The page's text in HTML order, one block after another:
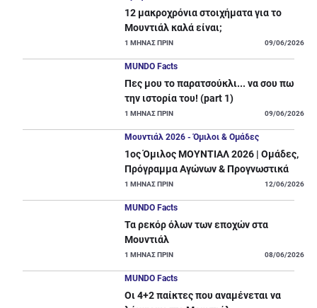
12 μακροχρόνια στοιχήματα για το
Μουντιάλ καλά είναι;
1 ΜΗΝΑΣ ΠΡΙΝ 09/06/2026
MUNDO Facts
Πες μου το παρατσούκλι... να σου πω
την ιστορία του! (part 1)
1 ΜΗΝΑΣ ΠΡΙΝ 09/06/2026
Μουντιάλ 2026 - Όμιλοι & Ομάδες
1ος Όμιλος ΜΟΥΝΤΙΑΛ 2026 | Ομάδες,
Πρόγραμμα Αγώνων & Προγνωστικά
1 ΜΗΝΑΣ ΠΡΙΝ 12/06/2026
MUNDO Facts
Τα ρεκόρ όλων των εποχών στα
Μουντιάλ
1 ΜΗΝΑΣ ΠΡΙΝ 08/06/2026
MUNDO Facts
Οι 4+2 παίκτες που αναμένεται να